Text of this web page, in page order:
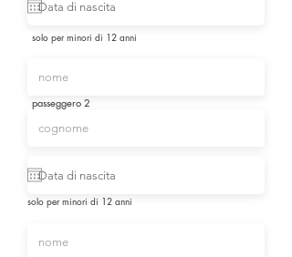
solo per minori di 12 anni
passeggero 2
solo per minori di 12 anni